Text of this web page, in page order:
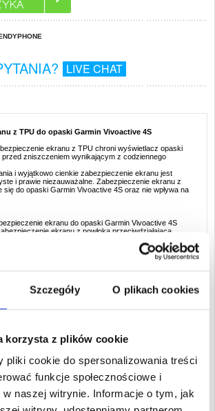
Szczegóły O plikach cookies
korzysta z plików cookie
pliki cookie do spersonalizowania treści
funkcje społecznościowe i
w naszej witrynie. Informacje o tym, jak
LIVE CHAT
z TPU do opaski Garmin Vivoactive 4S
ekranu z TPU chroni wyświetlacz opaski
przed zniszczeniem wynikającym z codziennego
i wyjątkowo cienkie zabezpieczenie ekranu jest
i prawie niezauważalne. Zabezpieczenie ekranu z
się do opaski Garmin Vivoactive 4S oraz nie wpływa na
ekranu do opaski Garmin Vivoactive 4S
ekranu z powłoką przeciwdziałającą
i innymi uszkodzeniami wynikającymi z
Bluetooth Smartwatch Akcesoria do smartwatchy